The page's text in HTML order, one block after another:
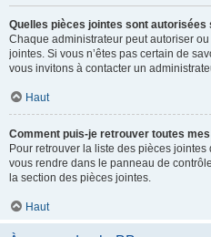
Quelles pièces jointes sont autorisées
Chaque administrateur peut autoriser
jointes. Si vous n’êtes pas certain de
vous invitons à contacter un
Haut
Comment puis-je retrouver toutes
Pour retrouver la liste des pièces
vous rendre dans le panneau de
la section des pièces jointes.
Haut